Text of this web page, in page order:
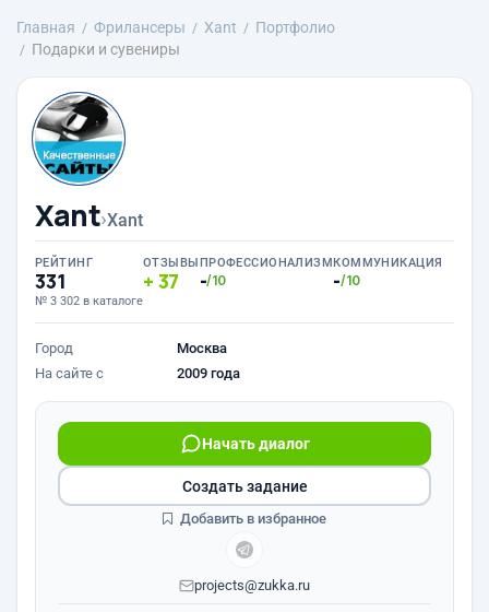
Главная Фрилансеры Xant
Портфолио
Подарки и сувениры
Xant›Xant
РЕЙТИНГ
331
№ 3 302 в каталоге
ОТЗЫВЫ
37
ПРОФЕССИОНАЛИЗМ
-/10
КОММУНИКАЦИЯ
-/10
Город
Москва
На сайте с
2009 года
Начать диалог
projects@zukka.ru
Создать задание
Добавить в избранное